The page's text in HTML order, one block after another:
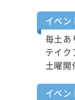
イベン
毎土あ
テイク
土曜開
イベン